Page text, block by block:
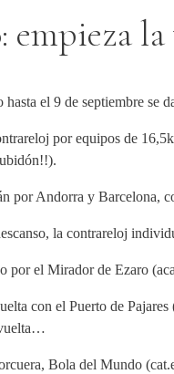
la
hasta el 9 de septiembre se
por equipos de
por Andorra y Barcelona,
la contrareloj
por el Mirador de Ezaro
con el Puerto de
Bola del Mundo